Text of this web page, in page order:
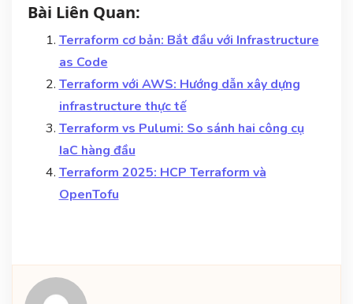
Bài Liên Quan:
Terraform cơ bản: Bắt đầu với Infrastructure
as Code
Terraform với AWS: Hướng dẫn xây dựng
infrastructure thực tế
Terraform vs Pulumi: So sánh hai công cụ
IaC hàng đầu
Terraform 2025: HCP Terraform và
OpenTofu